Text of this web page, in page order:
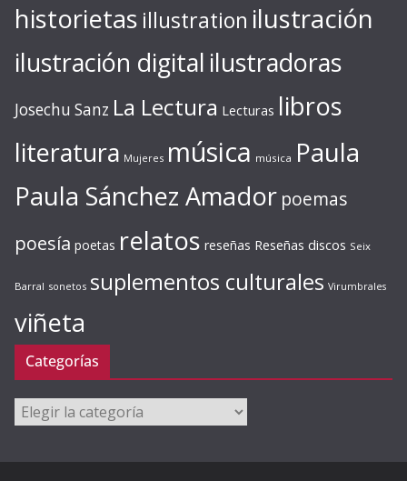
historietas illustration ilustración
ilustración digital ilustradoras
Josechu Sanz La Lectura Lecturas libros
literatura Mujeres música música Paula
Paula Sánchez Amador poemas
poesía poetas relatos reseñas Reseñas discos Seix
Barral sonetos suplementos culturales Virumbrales
viñeta
Categorías
Categorías